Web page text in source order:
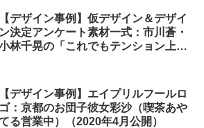
【デザイン事例】仮デザイン＆デザイ
ン決定アンケート素材一式：市川蒼・
林千晃の「これでもテンション上が
【デザイン事例】エイプリルフールロ
ゴ：京都のお団子彼女彩沙（喫茶あや
る営業中）（2020年4月公開）